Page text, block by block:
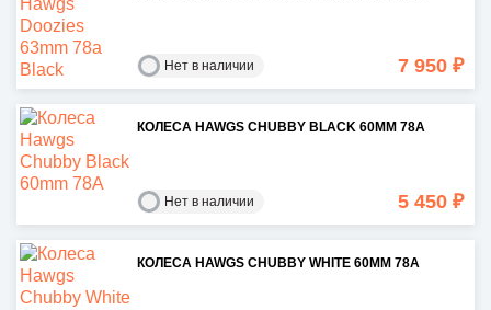
Нет в наличии 7 950 ₽
КОЛЕСА HAWGS CHUBBY BLACK 60MM 78A
Нет в наличии 5 450 ₽
КОЛЕСА HAWGS CHUBBY WHITE 60MM 78A